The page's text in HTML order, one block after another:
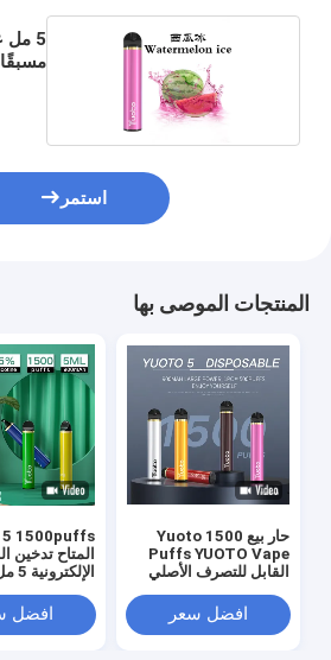
5
مسبقًا Vape 1500 puff
استمر
المنتجات الموصى بها
حار بيع Yuoto 1500
Puffs YUOTO Vape
القابل للتصرف الأصلي
افضل سعر
5 1500puffs
المتاح تدخين
أمبير
افضل